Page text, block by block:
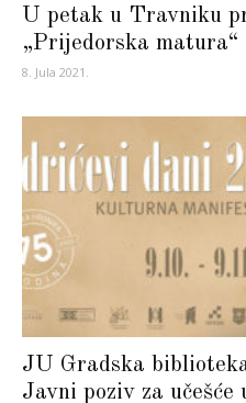
U petak u Travniku
„Prijedorska matura“
8. Jula 2021.
JU Gradska
Javni poziv za učešće